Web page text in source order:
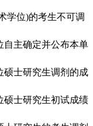
学位)的考生不可调
自主确定并公布本单
硕士研究生调剂的成
硕士研究生初试成绩